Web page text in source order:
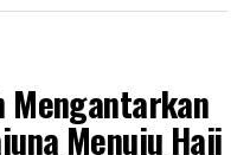
Mengantarkan
Menuju Haji